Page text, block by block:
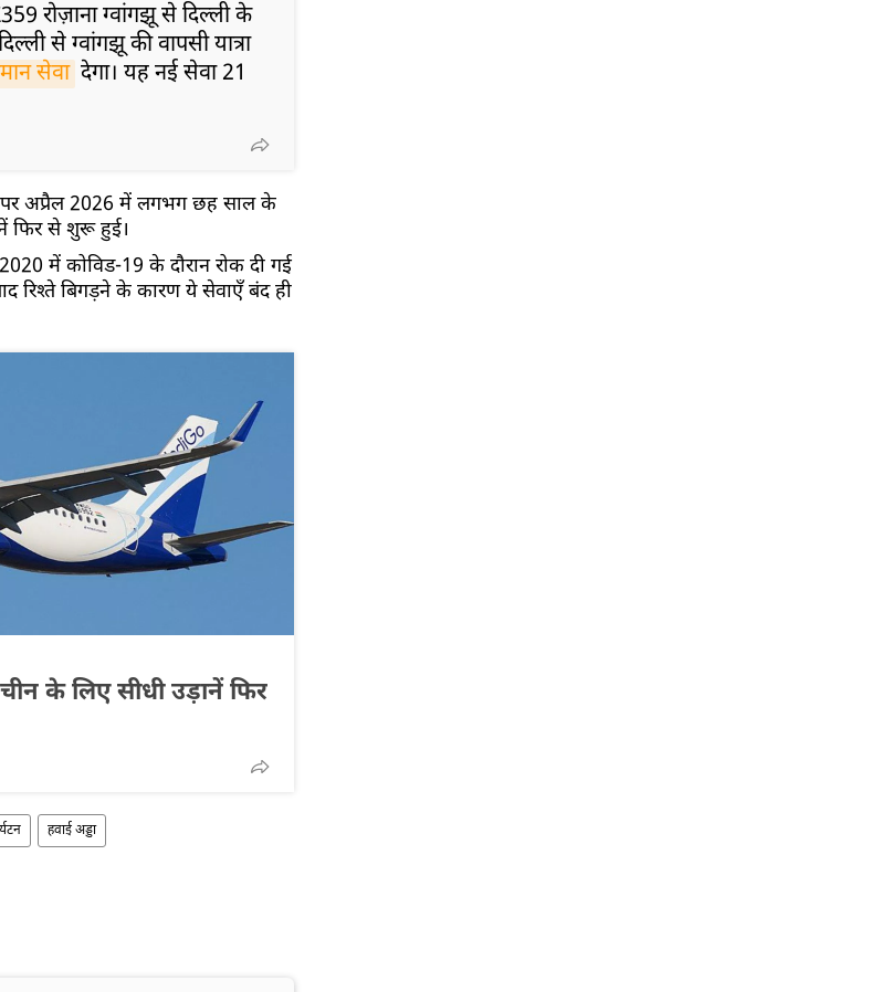
रोज़ाना ग्वांगझू से दिल्ली के
से ग्वांगझू की वापसी यात्रा
सेवा देगा। यह नई सेवा 21
पर अप्रैल 2026 में लगभग छह साल के
फिर से शुरू हुई।
में कोविड-19 के दौरान रोक दी गई
रिश्ते बिगड़ने के कारण ये सेवाएँ बंद ही
के लिए सीधी उड़ानें फिर
हवाई अड्डा